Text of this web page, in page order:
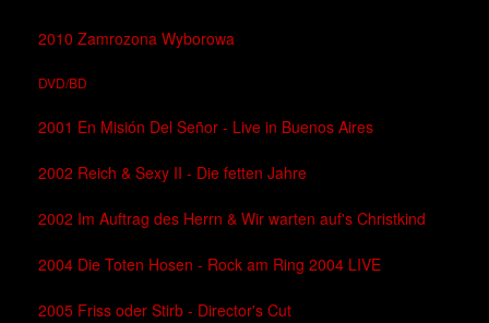
2010 Zamrozona Wyborowa
DVD/BD
2001 En Misión Del Señor - Live in Buenos Aires
2002 Reich & Sexy II - Die fetten Jahre
2002 Im Auftrag des Herrn & Wir warten auf's Christkind
2004 Die Toten Hosen - Rock am Ring 2004 LIVE
2005 Friss oder Stirb - Director's Cut